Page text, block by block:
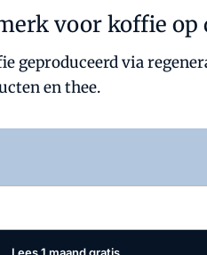
voor koffie op
via
en thee.
Lees 1 maand gratis